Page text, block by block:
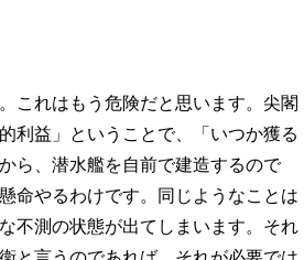
これはもう危険だと思います。尖閣
利益」ということで、「いつか獲る
ら、潜水艦を自前で建造するので
命やるわけです。同じようなことは
不測の状態が出てしまいます。それ